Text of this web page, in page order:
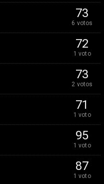
73
6 votos
72
1 voto
73
2 votos
71
1 voto
95
1 voto
87
1 voto